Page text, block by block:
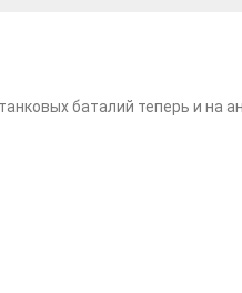
баталий теперь и на